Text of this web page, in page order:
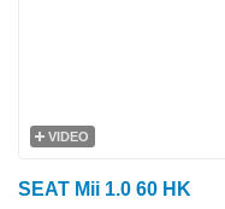
VIDEO
SEAT Mii 1.0 60 HK